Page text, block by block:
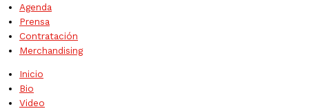
Agenda
Prensa
Contratación
Merchandising
Inicio
Bio
Video